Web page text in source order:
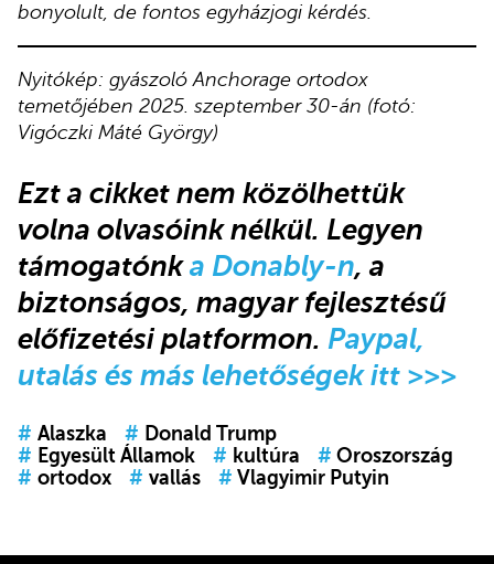
bonyolult, de fontos egyházjogi kérdés.
Nyitókép: gyászoló Anchorage ortodox
temetőjében 2025. szeptember 30-án (fotó:
Vigóczki Máté György)
Ezt a cikket nem közölhettük
volna olvasóink nélkül. Legyen
támogatónka Donably-n, a
biztonságos, magyar fejlesztésű
előfizetési platformon. Paypal,
utalás és más lehetőségek itt >>>
# Alaszka # Donald Trump
# Egyesült Államok # kultúra # Oroszország
# ortodox # vallás # Vlagyimir Putyin